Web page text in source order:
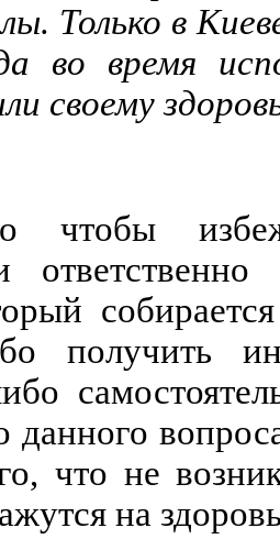
Только в
во время
своему
чтобы
получить
данного
что не
на